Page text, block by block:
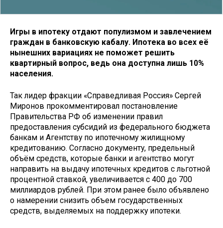
Игры в ипотеку отдают популизмом и завлечением
граждан в банковскую кабалу. Ипотека во всех её
нынешних вариациях не поможет решить
квартирный вопрос, ведь она доступна лишь 10%
населения.
Так лидер фракции «Справедливая Россия» Сергей
Миронов прокомментировал постановление
Правительства РФ об изменении правил
предоставления субсидий из федерального бюджета
банкам и Агентству по ипотечному жилищному
кредитованию. Согласно документу, предельный
объём средств, которые банки и агентство могут
направить на выдачу ипотечных кредитов с льготной
процентной ставкой, увеличивается с 400 до 700
миллиардов рублей. При этом ранее было объявлено
о намерении снизить объем государственных
средств, выделяемых на поддержку ипотеки.